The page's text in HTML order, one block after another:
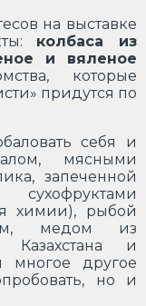
на выставке
колбаса из
и вяленое
которые
придутся по
себя и
мясными
запеченной
химии), рыбой
медом из
Казахстана и
многое другое
но и